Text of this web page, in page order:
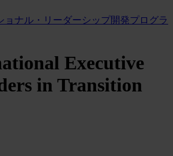
ョナル・リーダーシップ開発プログラ
Executive
in Transition